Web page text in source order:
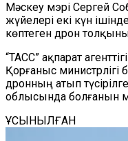
Мәскеу мэрі Сергей
жүйелері екі күн
көптеген дрон
“ТАСС” ақпарат
Қорғаныс министрлігі
дронның атып
облысында болғанын
ҰСЫНЫЛҒАН